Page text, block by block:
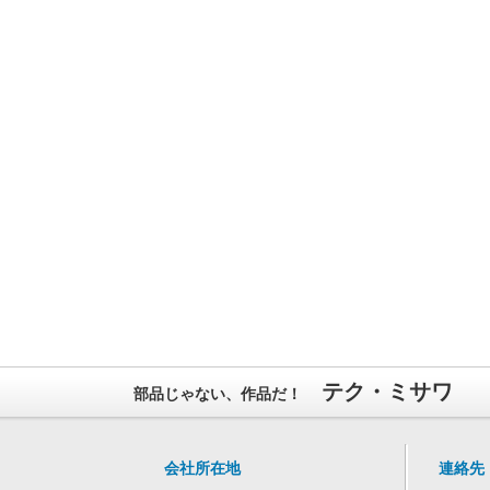
部品じゃない、作品だ！ テク・ミサワ
会社所在地 連絡先